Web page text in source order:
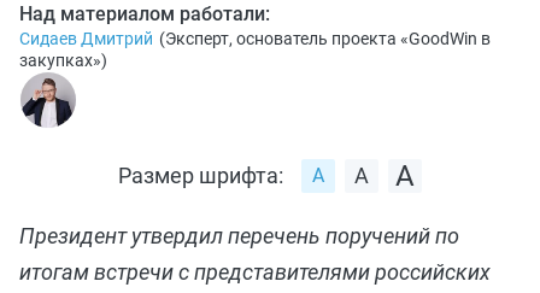
Над материалом работали:
Сидаев Дмитрий (Эксперт, основатель проекта «GoodWin в
закупках»)
Размер шрифта:
Президент утвердил перечень поручений по
итогам встречи с представителями российских